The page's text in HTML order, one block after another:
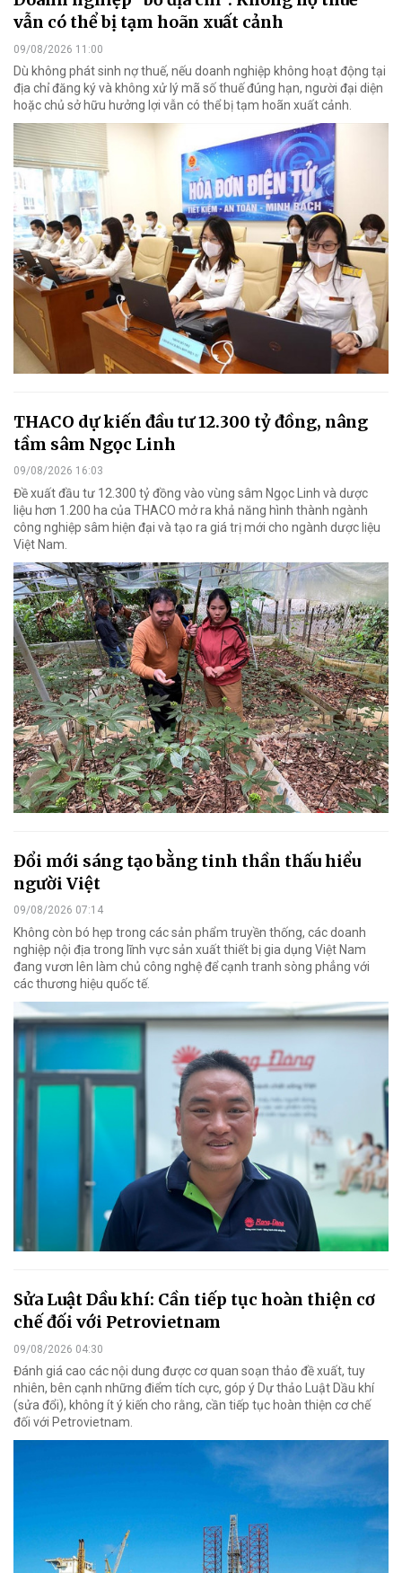
vẫn có thể bị tạm hoãn xuất cảnh
09/08/2026 11:00
Dù không phát sinh nợ thuế, nếu doanh nghiệp không hoạt động tại
địa chỉ đăng ký và không xử lý mã số thuế đúng hạn, người đại diện
hoặc chủ sở hữu hưởng lợi vẫn có thể bị tạm hoãn xuất cảnh.
THACO dự kiến đầu tư 12.300 tỷ đồng, nâng
tầm sâm Ngọc Linh
09/08/2026 16:03
Đề xuất đầu tư 12.300 tỷ đồng vào vùng sâm Ngọc Linh và dược
liệu hơn 1.200 ha của THACO mở ra khả năng hình thành ngành
công nghiệp sâm hiện đại và tạo ra giá trị mới cho ngành dược liệu
Việt Nam.
Đổi mới sáng tạo bằng tinh thần thấu hiểu
người Việt
09/08/2026 07:14
Không còn bó hẹp trong các sản phẩm truyền thống, các doanh
nghiệp nội địa trong lĩnh vực sản xuất thiết bị gia dụng Việt Nam
đang vươn lên làm chủ công nghệ để cạnh tranh sòng phẳng với
các thương hiệu quốc tế.
Sửa Luật Dầu khí: Cần tiếp tục hoàn thiện cơ
chế đối với Petrovietnam
09/08/2026 04:30
Đánh giá cao các nội dung được cơ quan soạn thảo đề xuất, tuy
nhiên, bên cạnh những điểm tích cực, góp ý Dự thảo Luật Dầu khí
(sửa đổi), không ít ý kiến cho rằng, cần tiếp tục hoàn thiện cơ chế
đối với Petrovietnam.